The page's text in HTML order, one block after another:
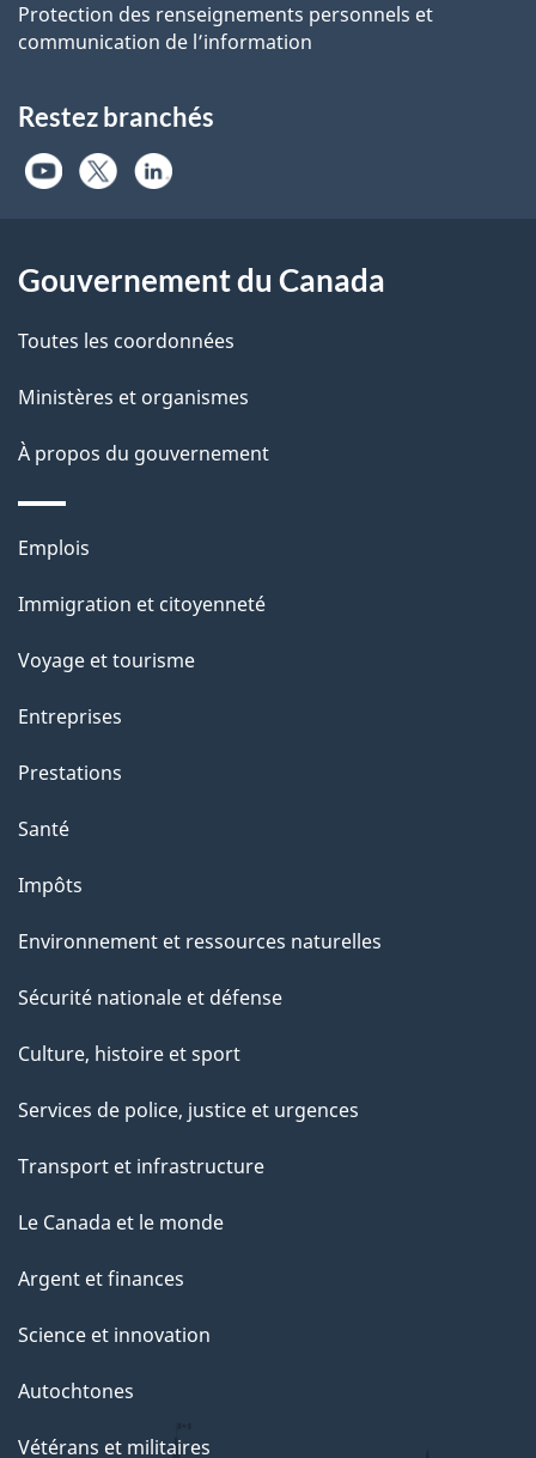
Protection des renseignements personnels et
communication de l’information
Restez branchés
Gouvernement du Canada
Toutes les coordonnées
Ministères et organismes
À propos du gouvernement
Thèmes
sujets
Emplois
Immigration et citoyenneté
Voyage et tourisme
Entreprises
Prestations
Santé
Impôts
Environnement et ressources naturelles
Sécurité nationale et défense
Culture, histoire et sport
Services de police, justice et urgences
Transport et infrastructure
Le Canada et le monde
Argent et finances
Science et innovation
Autochtones
Vétérans et militaires